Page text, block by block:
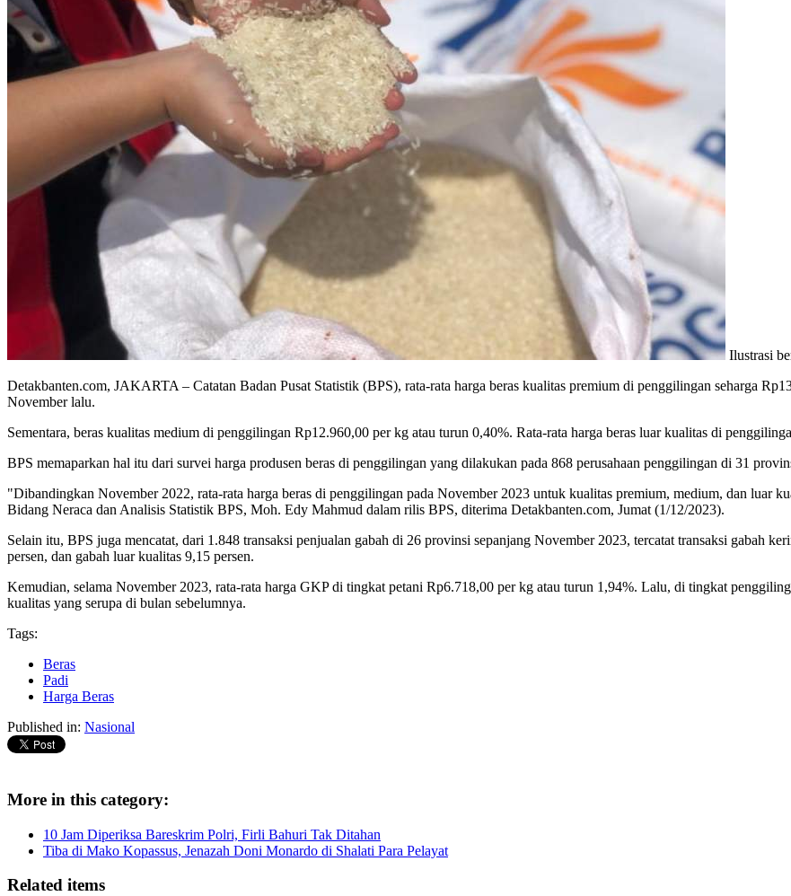
Ilustrasi
Detakbanten.com, JAKARTA – Catatan Badan Pusat Statistik (BPS), rata-rata harga beras kualitas premium di penggilingan seharga
November lalu.
Sementara, beras kualitas medium di penggilingan Rp12.960,00 per kg atau turun 0,40%. Rata-rata harga beras luar kualitas di
BPS memaparkan hal itu dari survei harga produsen beras di penggilingan yang dilakukan pada 868 perusahaan penggilingan di 31
"Dibandingkan November 2022, rata-rata harga beras di penggilingan pada November 2023 untuk kualitas premium, medium, dan luar
Bidang Neraca dan Analisis Statistik BPS, Moh. Edy Mahmud dalam rilis BPS, diterima Detakbanten.com, Jumat (1/12/2023).
Selain itu, BPS juga mencatat, dari 1.848 transaksi penjualan gabah di 26 provinsi sepanjang November 2023, tercatat transaksi gabah
persen, dan gabah luar kualitas 9,15 persen.
Kemudian, selama November 2023, rata-rata harga GKP di tingkat petani Rp6.718,00 per kg atau turun 1,94%. Lalu, di tingkat
kualitas yang serupa di bulan sebelumnya.
Tags:
Beras
Padi
Harga Beras
Published in: Nasional
More in this category:
10 Jam Diperiksa Bareskrim Polri, Firli Bahuri Tak Ditahan
Tiba di Mako Kopassus, Jenazah Doni Monardo di Shalati Para Pelayat
Related items